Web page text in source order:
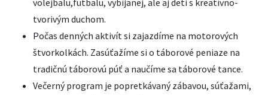
tvorivým duchom.
Počas denných aktivít si zajazdíme na motorových
štvorkolkách. Zasúťažíme si o táborové peniaze na
tradičnú táborovú púť a naučíme sa táborové tance.
Večerný program je popretkávaný zábavou, súťažami,